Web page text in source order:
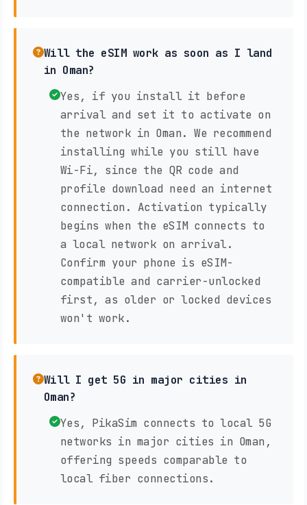
Will the eSIM work as soon as I land
in Oman?
Yes, if you install it before
arrival and set it to activate on
the network in Oman. We recommend
installing while you still have
Wi-Fi, since the QR code and
profile download need an internet
connection. Activation typically
begins when the eSIM connects to
a local network on arrival.
Confirm your phone is eSIM-
compatible and carrier-unlocked
first, as older or locked devices
won't work.
Will I get 5G in major cities in
Oman?
Yes, PikaSim connects to local 5G
networks in major cities in Oman,
offering speeds comparable to
local fiber connections.